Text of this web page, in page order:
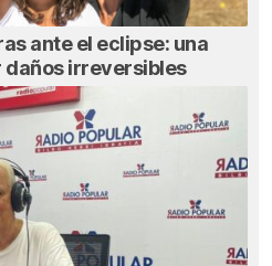
ante el eclipse: una
irreversibles